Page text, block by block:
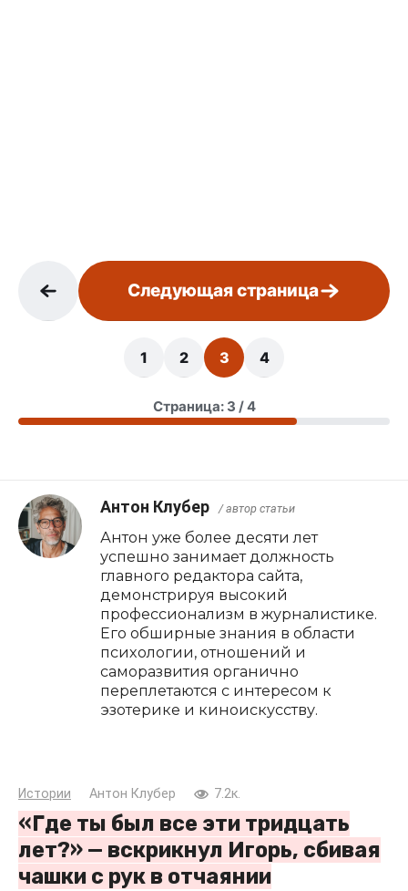
Следующая страница
1 2 3 4
Страница: 3 / 4
Антон Клубер / автор статьи
Антон уже более десяти лет
успешно занимает должность
главного редактора сайта,
демонстрируя высокий
профессионализм в журналистике.
Его обширные знания в области
психологии, отношений и
саморазвития органично
переплетаются с интересом к
эзотерике и киноискусству.
Истории Антон Клубер 7.2к.
«Где ты был все эти тридцать
лет?» — вскрикнул Игорь, сбивая
чашки с рук в отчаянии